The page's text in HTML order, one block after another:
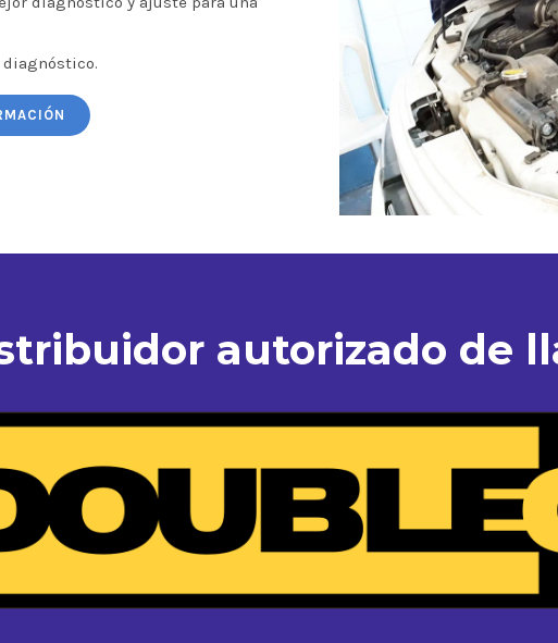
diagnóstico.
autorizado de